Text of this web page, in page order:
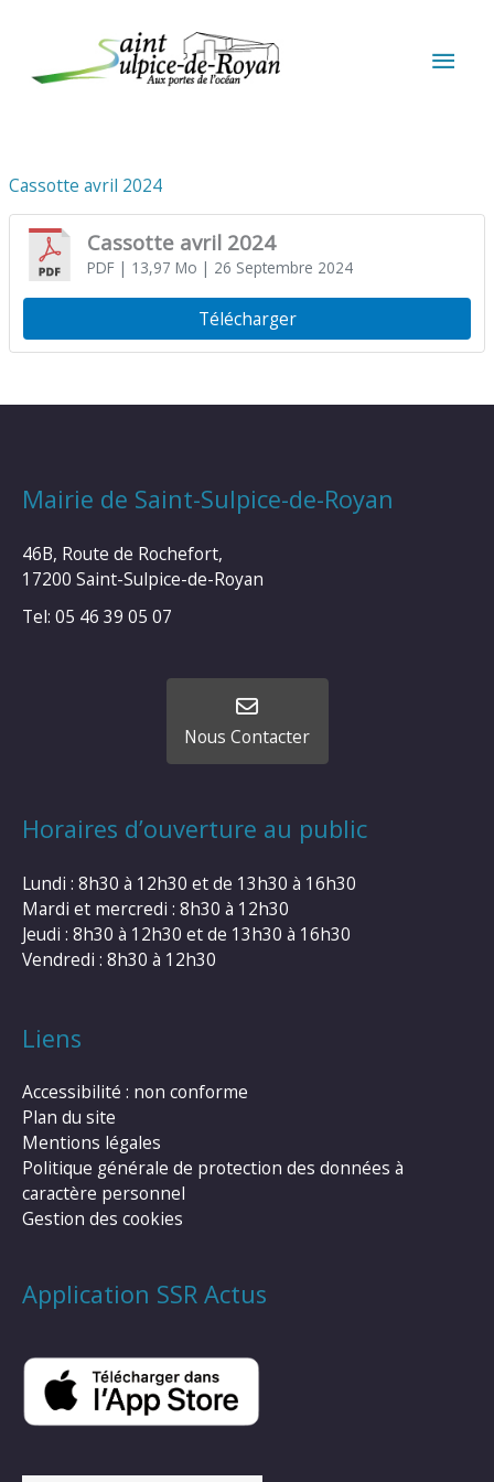
Cassotte avril 2024
Cassotte avril 2024
PDF| 13,97 Mo | 26 Septembre 2024
Télécharger
Mairie de Saint-Sulpice-de-Royan
46B, Route de Rochefort,
17200 Saint-Sulpice-de-Royan
Tel: 05 46 39 05 07
Nous Contacter
Horaires d’ouverture au public
Lundi : 8h30 à 12h30 et de 13h30 à 16h30
Mardi et mercredi : 8h30 à 12h30
Jeudi : 8h30 à 12h30 et de 13h30 à 16h30
Vendredi : 8h30 à 12h30
Liens
Accessibilité : non conforme
Plan du site
Mentions légales
Politique générale de protection des données à
caractère personnel
Gestion des cookies
Application SSR Actus